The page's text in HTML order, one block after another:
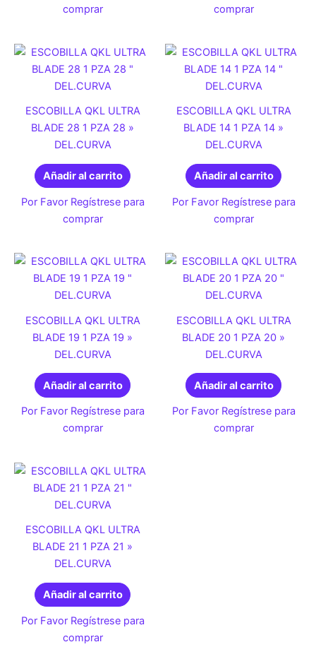
comprar
comprar
ESCOBILLA QKL ULTRA
BLADE 28 1 PZA 28 »
DEL.CURVA
Añadir al carrito
Por Favor Regístrese para
comprar
ESCOBILLA QKL ULTRA
BLADE 14 1 PZA 14 »
DEL.CURVA
Añadir al carrito
Por Favor Regístrese para
comprar
ESCOBILLA QKL ULTRA
BLADE 19 1 PZA 19 »
DEL.CURVA
Añadir al carrito
Por Favor Regístrese para
comprar
ESCOBILLA QKL ULTRA
BLADE 20 1 PZA 20 »
DEL.CURVA
Añadir al carrito
Por Favor Regístrese para
comprar
ESCOBILLA QKL ULTRA
BLADE 21 1 PZA 21 »
DEL.CURVA
Añadir al carrito
Por Favor Regístrese para
comprar